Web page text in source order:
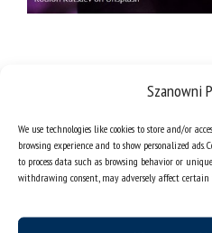
Szanowni
We use technologies like cookies to store and/or
browsing experience and to show personalized
to process data such as browsing behavior or
withdrawing consent, may adversely affect certain